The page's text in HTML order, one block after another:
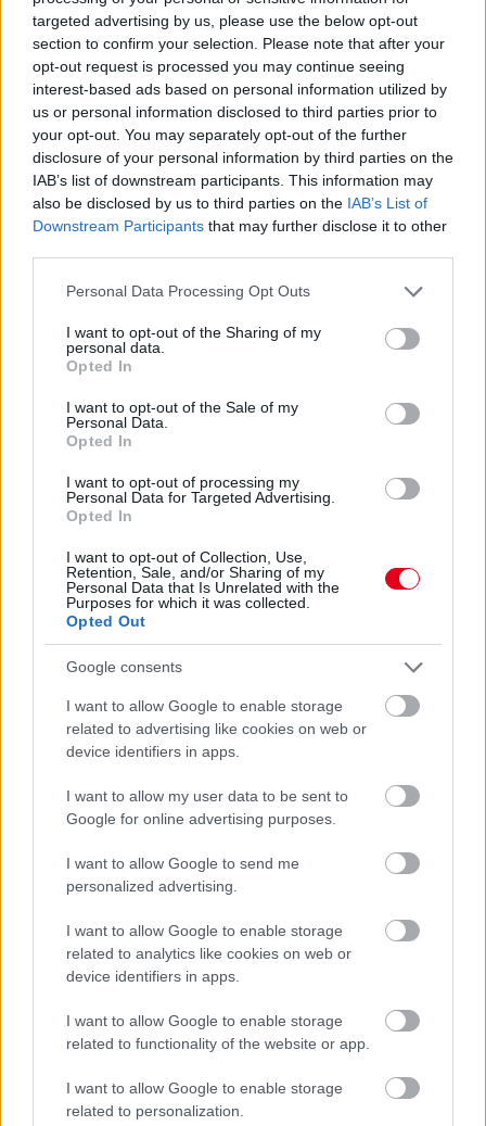
targeted advertising by us, please use the below opt-out
section to confirm your selection. Please note that after your
opt-out request is processed you may continue seeing
interest-based ads based on personal information utilized by
us or personal information disclosed to third parties prior to
your opt-out. You may separately opt-out of the further
disclosure of your personal information by third parties on the
IAB’s list of downstream participants. This information may
also be disclosed by us to third parties on the IAB’s List of
Downstream Participants that may further disclose it to other
Please note that this website/app uses one or more Google
not limited to your visit or usage behaviour. You may click to
grant or deny consent to Google and its third-party tags to
use your data for below specified purposes in below Google
consent section.
Personal Data Processing Opt Outs
I want to opt-out of the Sharing of my
personal data.
Opted In
I want to opt-out of the Sale of my
Personal Data.
Opted In
I want to opt-out of processing my
Personal Data for Targeted Advertising.
Opted In
I want to opt-out of Collection, Use,
Retention, Sale, and/or Sharing of my
Personal Data that Is Unrelated with the
Purposes for which it was collected.
Opted Out
Google consents
I want to allow Google to enable storage
related to advertising like cookies on web or
device identifiers in apps.
I want to allow my user data to be sent to
Google for online advertising purposes.
I want to allow Google to send me
personalized advertising.
I want to allow Google to enable storage
related to analytics like cookies on web or
device identifiers in apps.
I want to allow Google to enable storage
related to functionality of the website or app.
I want to allow Google to enable storage
related to personalization.
Nagydíjat Sepangban pótolják), amelyek lefújása esetén a friss
hírek szerint Imola lehet a beugró. A MotoGP-ben ugyancsak
kérdőjeles a katari állomás sorsa, amelyet áprilisról halasztottak
el novemberre (és tolták emiatt arrébb az idényt lezáró
Portimao–Valencia párost).
Balogh Tamás
11 napja
Amikor egy pálya egy másik ország F1-es
nagydíját rendezte
Szokatlan megállapodás keretében jelentették be a hétvégén,
hogy úgy pótolják az áprilisban az iráni háború miatt lefújt
hanem Malajziában, Sepangban fogják megrendezni
miközben a futamnév megmarad. Rendhagyó, a statisztikák
kedvelőit őrületbe kergető lépés ez, ugyanakkor nem példa
előfordult, hogy egy adott helyszín egy másik ország nagydíját
rendezte.
Talán a legismertebb Imola esete, amely konkrétan 1981 és
2006 között végig San Marinó-i Nagydíj néven adott otthont a
száguldó cirkusznak, miközben Olaszországban található a
2020 és 2025 között használt elnevezésből tudjuk. Ezen kívül
1982-ben a franciaországi Circuit de Dijon-Prenois versenypálya
a Svájci Nagydíjat rendezte meg: ennek oka az volt, hogy
tömegtragédia után hosszú évtizedeken át tilos volt az
autóversenyzés. 1997-ben és 1998-ban pedig a legendás
adott otthont, hanem a Luxemburgi Nagydíjnak.
Tehát nem példátlan az, ami a Sepangban rendezendő Bahreini